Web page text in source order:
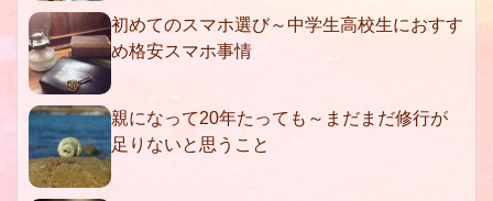
初めてのスマホ選び～中学生高校生におすす
め格安スマホ事情
親になって20年たっても～まだまだ修行が
足りないと思うこと